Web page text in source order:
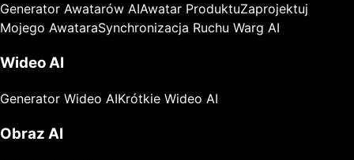
Generator Awatarów AIAwatar ProduktuZaprojektuj
Mojego AwataraSynchronizacja Ruchu Warg AI
Wideo AI
Generator Wideo AIKrótkie Wideo AI
Obraz AI